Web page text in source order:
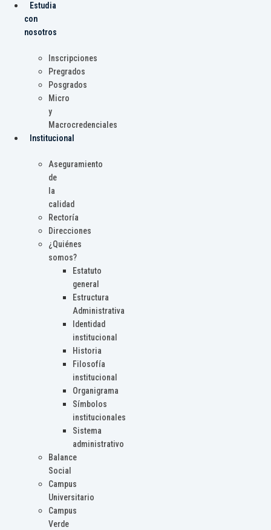
Estudia
con
nosotros
Inscripciones
Pregrados
Posgrados
Micro
y
Macrocredenciales
Institucional
Aseguramiento
de
la
calidad
Rectoría
Direcciones
¿Quiénes
somos?
Estatuto
general
Estructura
Administrativa
Identidad
institucional
Historia
Filosofía
institucional
Organigrama
Símbolos
institucionales
Sistema
administrativo
Balance
Social
Campus
Universitario
Campus
Verde